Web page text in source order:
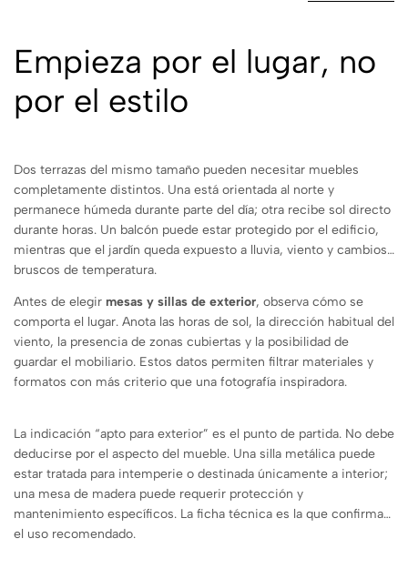
Empieza por el lugar, no
por el estilo
Dos terrazas del mismo tamaño pueden necesitar muebles
completamente distintos. Una está orientada al norte y
permanece húmeda durante parte del día; otra recibe sol directo
durante horas. Un balcón puede estar protegido por el edificio,
mientras que el jardín queda expuesto a lluvia, viento y cambios
bruscos de temperatura.
Antes de elegir mesas y sillas de exterior, observa cómo se
comporta el lugar. Anota las horas de sol, la dirección habitual del
viento, la presencia de zonas cubiertas y la posibilidad de
guardar el mobiliario. Estos datos permiten filtrar materiales y
formatos con más criterio que una fotografía inspiradora.
La indicación “apto para exterior” es el punto de partida. No debe
deducirse por el aspecto del mueble. Una silla metálica puede
estar tratada para intemperie o destinada únicamente a interior;
una mesa de madera puede requerir protección y
mantenimiento específicos. La ficha técnica es la que confirma
el uso recomendado.